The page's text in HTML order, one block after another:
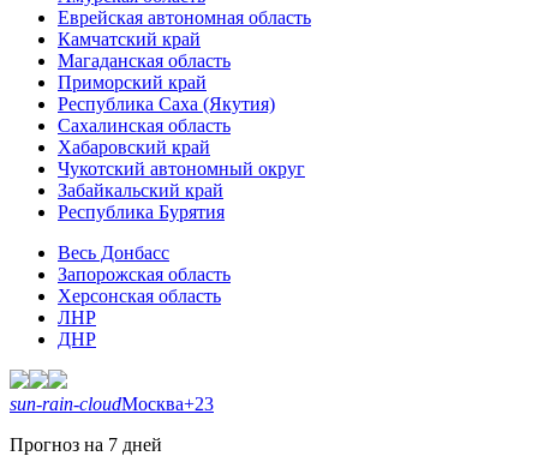
Еврейская автономная область
Камчатский край
Магаданская область
Приморский край
Республика Саха (Якутия)
Сахалинская область
Хабаровский край
Чукотский автономный округ
Забайкальский край
Республика Бурятия
Весь Донбасс
Запорожская область
Херсонская область
ЛНР
ДНР
sun-rain-cloudМосква+23
Прогноз на 7 дней